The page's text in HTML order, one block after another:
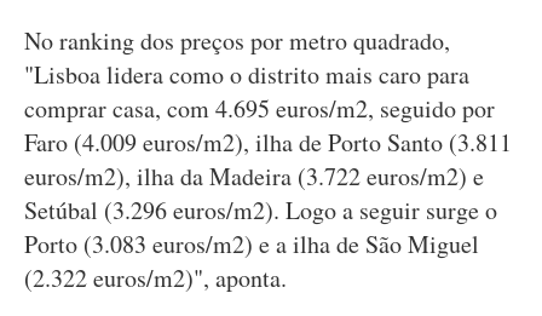
No ranking dos preços por metro quadrado,
"Lisboa lidera como o distrito mais caro para
comprar casa, com 4.695 euros/m2, seguido por
Faro (4.009 euros/m2), ilha de Porto Santo (3.811
euros/m2), ilha da Madeira (3.722 euros/m2) e
Setúbal (3.296 euros/m2). Logo a seguir surge o
Porto (3.083 euros/m2) e a ilha de São Miguel
(2.322 euros/m2)", aponta.